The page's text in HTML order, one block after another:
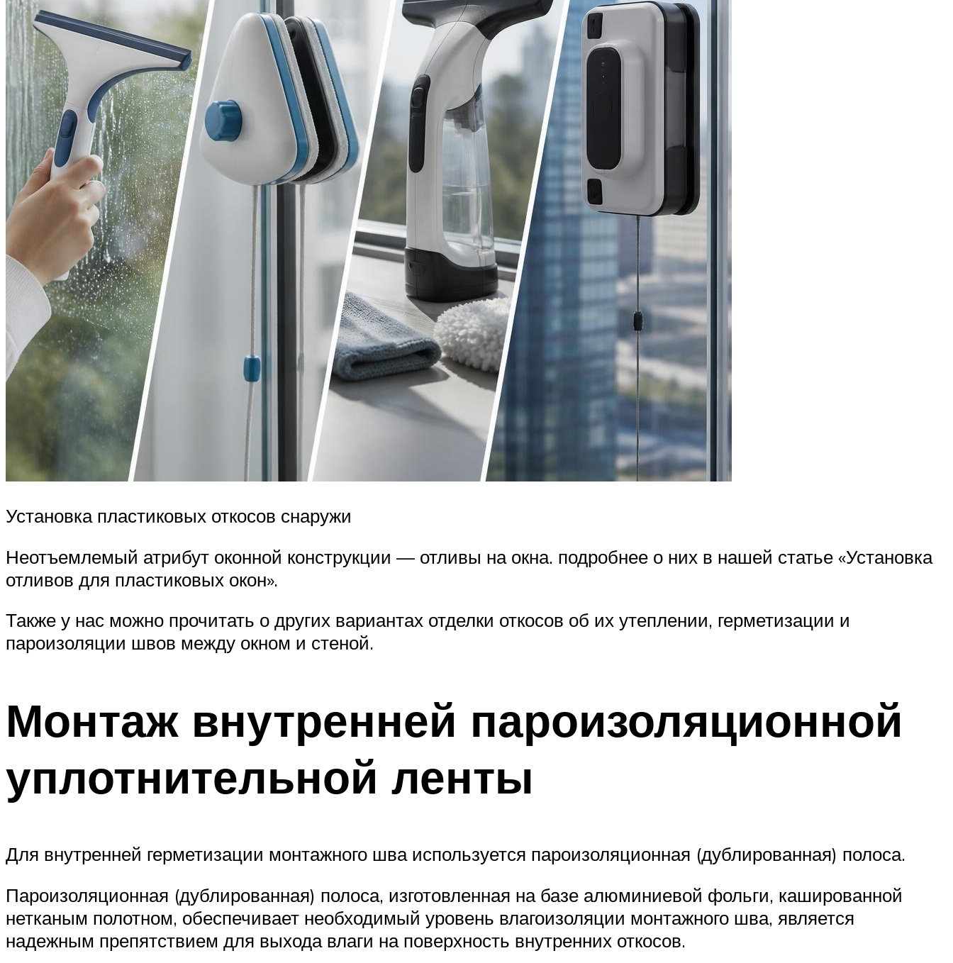
Установка пластиковых откосов снаружи
Неотъемлемый атрибут оконной конструкции — отливы на окна. подробнее о них в нашей статье «Установка
отливов для пластиковых окон».
Также у нас можно прочитать о других вариантах отделки откосов об их утеплении, герметизации и
пароизоляции швов между окном и стеной.
Монтаж внутренней пароизоляционной
уплотнительной ленты
Для внутренней герметизации монтажного шва используется пароизоляционная (дублированная) полоса.
Пароизоляционная (дублированная) полоса, изготовленная на базе алюминиевой фольги, кашированной
нетканым полотном, обеспечивает необходимый уровень влагоизоляции монтажного шва, является
надежным препятствием для выхода влаги на поверхность внутренних откосов.